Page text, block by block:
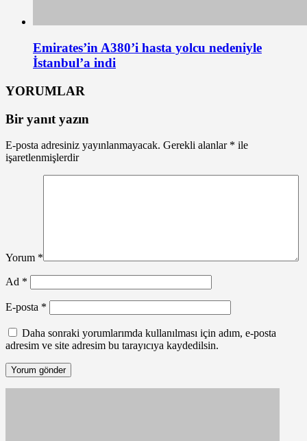
Emirates’in A380’i hasta yolcu nedeniyle
İstanbul’a indi
YORUMLAR
Bir yanıt yazın
E-posta adresiniz yayınlanmayacak. Gerekli alanlar * ile
işaretlenmişlerdir
Yorum *
Ad *
E-posta *
Daha sonraki yorumlarımda kullanılması için adım, e-posta
adresim ve site adresim bu tarayıcıya kaydedilsin.